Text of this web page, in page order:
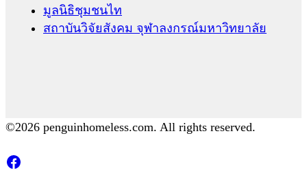
มูลนิธิชุมชนไท
สถาบันวิจัยสังคม จุฬาลงกรณ์มหาวิทยาลัย
©2026 penguinhomeless.com. All rights reserved.